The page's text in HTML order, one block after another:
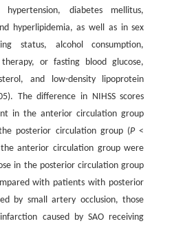
diabetes mellitus,
hyperlipidemia, as well as in sex
status, alcohol consumption,
or fasting blood glucose,
and low-density lipoprotein
The difference in NIHSS scores
in the anterior circulation group
posterior circulation group (P<
anterior circulation group were
in the posterior circulation group
with patients with posterior
by small artery occlusion, those
caused by SAO receiving